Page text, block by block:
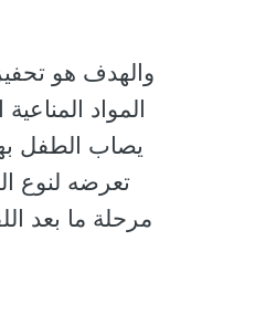
والهدف هو
المواد
يصاب الطفل
تعرضه لنوع
مرحلة ما بعد